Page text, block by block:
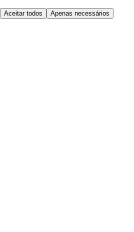
Aceitar todos Apenas necessários